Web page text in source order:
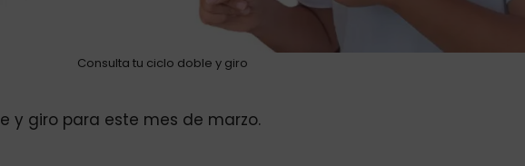
Consulta tu ciclo doble y giro
y giro para este mes de marzo.